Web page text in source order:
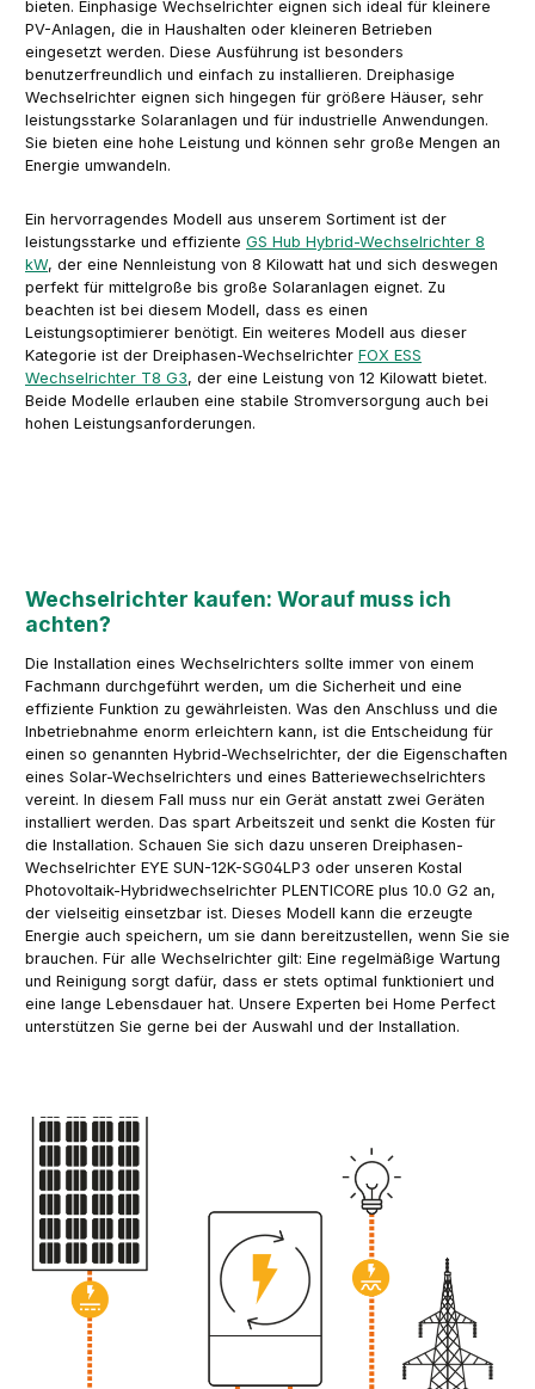
bieten. Einphasige Wechselrichter eignen sich ideal für kleinere
PV-Anlagen, die in Haushalten oder kleineren Betrieben
eingesetzt werden. Diese Ausführung ist besonders
benutzerfreundlich und einfach zu installieren. Dreiphasige
Wechselrichter eignen sich hingegen für größere Häuser, sehr
leistungsstarke Solaranlagen und für industrielle Anwendungen.
Sie bieten eine hohe Leistung und können sehr große Mengen an
Energie umwandeln.
Ein hervorragendes Modell aus unserem Sortiment ist der
leistungsstarke und effiziente GS Hub Hybrid-Wechselrichter 8
kW, der eine Nennleistung von 8 Kilowatt hat und sich deswegen
perfekt für mittelgroße bis große Solaranlagen eignet. Zu
beachten ist bei diesem Modell, dass es einen
Leistungsoptimierer benötigt. Ein weiteres Modell aus dieser
Kategorie ist der Dreiphasen-Wechselrichter FOX ESS
Wechselrichter T8 G3, der eine Leistung von 12 Kilowatt bietet.
Beide Modelle erlauben eine stabile Stromversorgung auch bei
hohen Leistungsanforderungen.
Wechselrichter kaufen: Worauf muss ich
achten?
Die Installation eines Wechselrichters sollte immer von einem
Fachmann durchgeführt werden, um die Sicherheit und eine
effiziente Funktion zu gewährleisten. Was den Anschluss und die
Inbetriebnahme enorm erleichtern kann, ist die Entscheidung für
einen so genannten Hybrid-Wechselrichter, der die Eigenschaften
eines Solar-Wechselrichters und eines Batteriewechselrichters
vereint. In diesem Fall muss nur ein Gerät anstatt zwei Geräten
installiert werden. Das spart Arbeitszeit und senkt die Kosten für
die Installation. Schauen Sie sich dazu unseren Dreiphasen-
Wechselrichter EYE SUN-12K-SG04LP3 oder unseren Kostal
Photovoltaik-Hybridwechselrichter PLENTICORE plus 10.0 G2 an,
der vielseitig einsetzbar ist. Dieses Modell kann die erzeugte
Energie auch speichern, um sie dann bereitzustellen, wenn Sie sie
brauchen. Für alle Wechselrichter gilt: Eine regelmäßige Wartung
und Reinigung sorgt dafür, dass er stets optimal funktioniert und
eine lange Lebensdauer hat. Unsere Experten bei Home Perfect
unterstützen Sie gerne bei der Auswahl und der Installation.